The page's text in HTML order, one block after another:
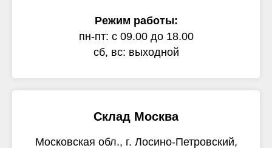
Режим работы:
пн-пт: с 09.00 до 18.00
сб, вс: выходной
Склад Москва
Московская обл., г. Лосино-Петровский,